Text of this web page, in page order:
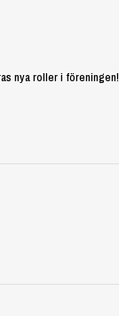
nya roller i föreningen!